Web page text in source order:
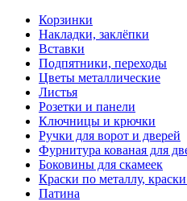
Корзинки
Накладки, заклёпки
Вставки
Подпятники, переходы
Цветы металлические
Листья
Розетки и панели
Ключницы и крючки
Ручки для ворот и дверей
Фурнитура кованая для
Боковины для скамеек
Краски по металлу,
Патина